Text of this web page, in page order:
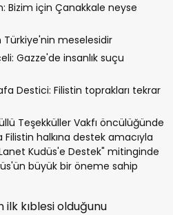
Bizim için Çanakkale neyse
Türkiye'nin meselesidir
Gazze'de insanlık suçu
Destici: Filistin toprakları tekrar
Teşekküller Vakfı öncülüğünde
Filistin halkına destek amacıyla
Kudüs'e Destek" mitinginde
büyük bir öneme sahip
ilk kıblesi olduğunu